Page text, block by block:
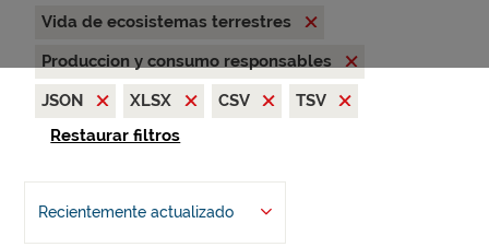
Vida de ecosistemas terrestres
Produccion y consumo responsables
JSON
XLSX CSV
TSV
Restaurar filtros
Recientemente actualizado